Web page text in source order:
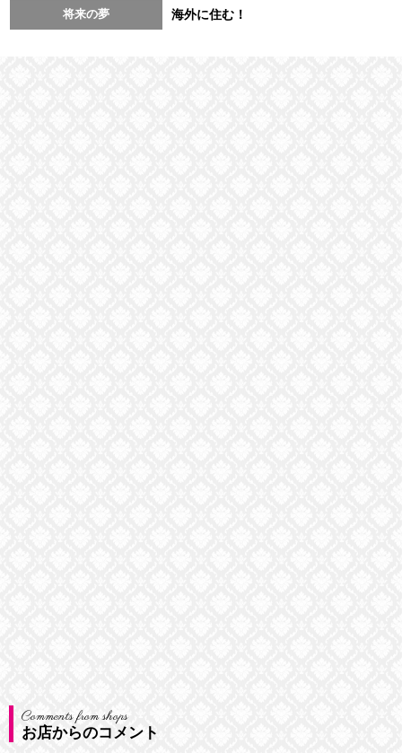
将来の夢 海外に住む！
Comments from shops
お店からのコメント